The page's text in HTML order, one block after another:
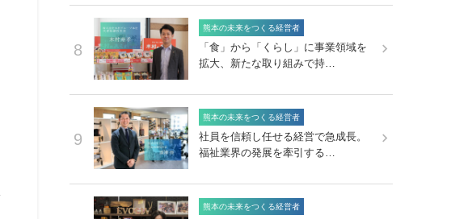
8
熊本の未来をつくる経営者
「食」から「くらし」に事業領域を
拡大、新たな取り組みで持…
9
熊本の未来をつくる経営者
社員を信頼し任せる経営で急成長。
福祉業界の発展を牽引する…
熊本の未来をつくる経営者